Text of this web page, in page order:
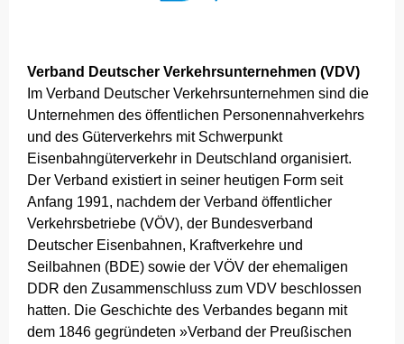
Verband Deutscher Verkehrsunternehmen (VDV)
Im Verband Deutscher Verkehrsunternehmen sind die
Unternehmen des öffentlichen Personennahverkehrs
und des Güterverkehrs mit Schwerpunkt
Eisenbahngüterverkehr in Deutschland organisiert.
Der Verband existiert in seiner heutigen Form seit
Anfang 1991, nachdem der Verband öffentlicher
Verkehrsbetriebe (VÖV), der Bundesverband
Deutscher Eisenbahnen, Kraftverkehre und
Seilbahnen (BDE) sowie der VÖV der ehemaligen
DDR den Zusammenschluss zum VDV beschlossen
hatten. Die Geschichte des Verbandes begann mit
dem 1846 gegründeten »Verband der Preußischen